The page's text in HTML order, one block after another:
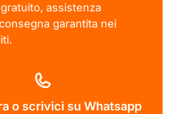
assistenza
garantita nei
o scrivici su Whatsapp